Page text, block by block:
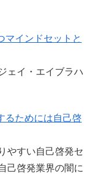
マインドセットと
ェイ・エイブラハ
るためには自己啓
やすい自己啓発セ
己啓発業界の闇に